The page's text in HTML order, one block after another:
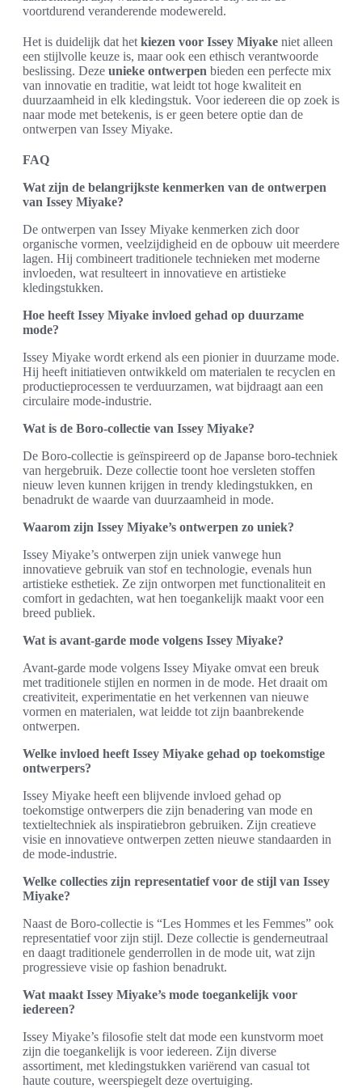
voortdurend veranderende modewereld.
Het is duidelijk dat het kiezen voor Issey Miyake niet alleen
een stijlvolle keuze is, maar ook een ethisch verantwoorde
beslissing. Deze unieke ontwerpen bieden een perfecte mix
van innovatie en traditie, wat leidt tot hoge kwaliteit en
duurzaamheid in elk kledingstuk. Voor iedereen die op zoek is
naar mode met betekenis, is er geen betere optie dan de
ontwerpen van Issey Miyake.
FAQ
Wat zijn de belangrijkste kenmerken van de ontwerpen
van Issey Miyake?
De ontwerpen van Issey Miyake kenmerken zich door
organische vormen, veelzijdigheid en de opbouw uit meerdere
lagen. Hij combineert traditionele technieken met moderne
invloeden, wat resulteert in innovatieve en artistieke
kledingstukken.
Hoe heeft Issey Miyake invloed gehad op duurzame
mode?
Issey Miyake wordt erkend als een pionier in duurzame mode.
Hij heeft initiatieven ontwikkeld om materialen te recyclen en
productieprocessen te verduurzamen, wat bijdraagt aan een
circulaire mode-industrie.
Wat is de Boro-collectie van Issey Miyake?
De Boro-collectie is geïnspireerd op de Japanse boro-techniek
van hergebruik. Deze collectie toont hoe versleten stoffen
nieuw leven kunnen krijgen in trendy kledingstukken, en
benadrukt de waarde van duurzaamheid in mode.
Waarom zijn Issey Miyake’s ontwerpen zo uniek?
Issey Miyake’s ontwerpen zijn uniek vanwege hun
innovatieve gebruik van stof en technologie, evenals hun
artistieke esthetiek. Ze zijn ontworpen met functionaliteit en
comfort in gedachten, wat hen toegankelijk maakt voor een
breed publiek.
Wat is avant-garde mode volgens Issey Miyake?
Avant-garde mode volgens Issey Miyake omvat een breuk
met traditionele stijlen en normen in de mode. Het draait om
creativiteit, experimentatie en het verkennen van nieuwe
vormen en materialen, wat leidde tot zijn baanbrekende
ontwerpen.
Welke invloed heeft Issey Miyake gehad op toekomstige
ontwerpers?
Issey Miyake heeft een blijvende invloed gehad op
toekomstige ontwerpers die zijn benadering van mode en
textieltechniek als inspiratiebron gebruiken. Zijn creatieve
visie en innovatieve ontwerpen zetten nieuwe standaarden in
de mode-industrie.
Welke collecties zijn representatief voor de stijl van Issey
Miyake?
Naast de Boro-collectie is “Les Hommes et les Femmes” ook
representatief voor zijn stijl. Deze collectie is genderneutraal
en daagt traditionele genderrollen in de mode uit, wat zijn
progressieve visie op fashion benadrukt.
Wat maakt Issey Miyake’s mode toegankelijk voor
iedereen?
Issey Miyake’s filosofie stelt dat mode een kunstvorm moet
zijn die toegankelijk is voor iedereen. Zijn diverse
assortiment, met kledingstukken variërend van casual tot
haute couture, weerspiegelt deze overtuiging.